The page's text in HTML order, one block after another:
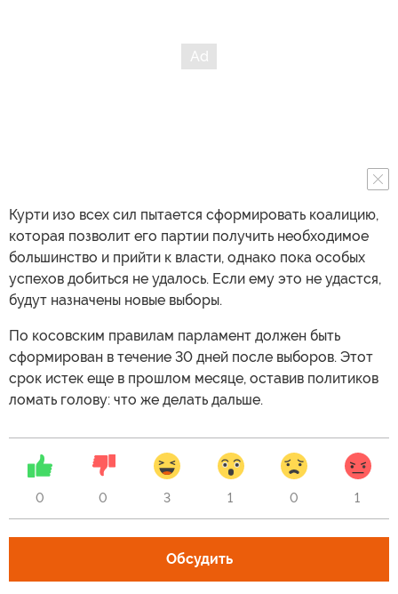
Курти изо всех сил пытается сформировать коалицию,
которая позволит его партии получить необходимое
большинство и прийти к власти, однако пока особых
успехов добиться не удалось. Если ему это не удастся,
будут назначены новые выборы.
По косовским правилам парламент должен быть
сформирован в течение 30 дней после выборов. Этот
срок истек еще в прошлом месяце, оставив политиков
ломать голову: что же делать дальше.
0 0 3 1 0 1
Обсудить